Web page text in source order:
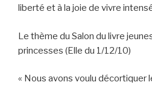
liberté et à la joie de vivre
Le thème du Salon du livre
princesses (Elle du 1/12/10)
« Nous avons voulu décortiquer